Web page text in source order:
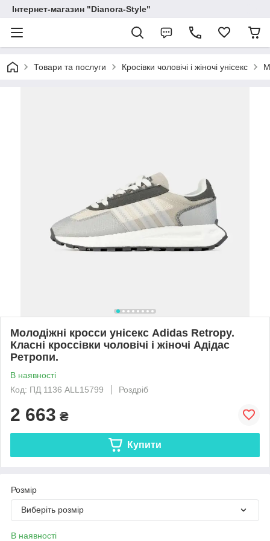
Інтернет-магазин "Dianora-Style"
Товари та послуги Кросівки чоловічі і жіночі унісекс
Молодіжні кросси унісекс Adidas Retropy.
Класні кроссівки чоловічі і жіночі Адідас
Ретропи.
В наявності
Код: ПД 1136 ALL15799
Роздріб
2 663 ₴
Купити
Розмір
Виберіть розмір
В наявності